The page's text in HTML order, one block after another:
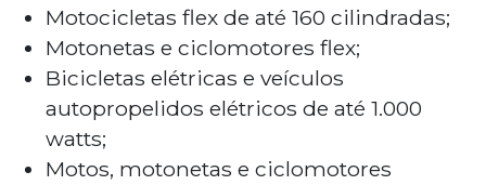
Motocicletas flex de até 160 cilindradas;
Motonetas e ciclomotores flex;
Bicicletas elétricas e veículos
autopropelidos elétricos de até 1.000
watts;
Motos, motonetas e ciclomotores